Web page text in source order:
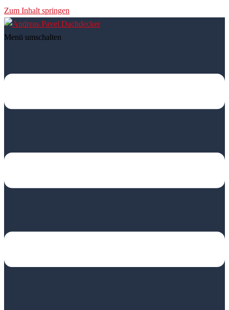
Zum Inhalt springen
Menü umschalten